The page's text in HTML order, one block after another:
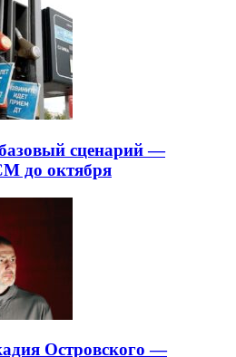
сценарий —
до октября
Островского —